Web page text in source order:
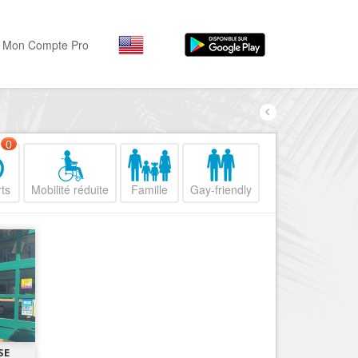
Hôtels, ...
Visiter
Par quartiers
Nice Promenade du
Nice le Port
Mon Compte Pro
0
Mobilité réduite Famille Gay-friendly